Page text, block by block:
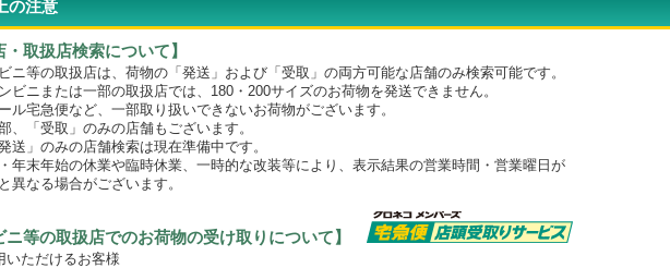
の注意
・取扱店検索について】
ニ等の取扱店は、荷物の「発送」および「受取」の両方可能な店舗のみ検索可能です。
または一部の取扱店では、180・200サイズのお荷物を発送できません。
急便など、一部取り扱いできないお荷物がございます。
受取」のみの店舗もございます。
のみの店舗検索は現在準備中です。
年末年始の休業や臨時休業、一時的な改装等により、表示結果の営業時間・営業曜日が
なる場合がございます。
ニ等の取扱店でのお荷物の受け取りについて】
ただけるお客様